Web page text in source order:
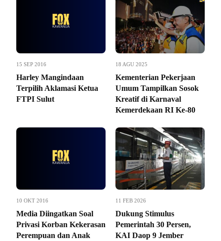
15 SEP 2016
Harley Mangindaan
Terpilih Aklamasi Ketua
FTPI Sulut
18 AGU 2025
Kementerian Pekerjaan
Umum Tampilkan Sosok
Kreatif di Karnaval
Kemerdekaan RI Ke-80
10 OKT 2016
Media Diingatkan Soal
Privasi Korban Kekerasan
Perempuan dan Anak
11 FEB 2026
Dukung Stimulus
Pemerintah 30 Persen,
KAI Daop 9 Jember